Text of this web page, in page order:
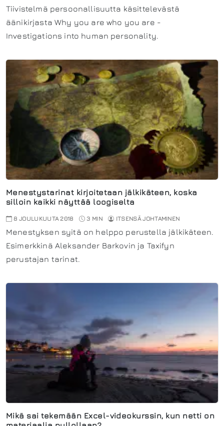
Tiivistelmä persoonallisuutta käsittelevästä
äänikirjasta Why you are who you are -
Investigations into human personality.
Menestystarinat kirjoitetaan jälkikäteen, koska
silloin kaikki näyttää loogiselta
8 JOULUKUUTA 2018 3 MIN ITSENSÄ JOHTAMINEN
Menestyksen syitä on helppo perustella jälkikäteen.
Esimerkkinä Aleksander Barkovin ja Taxifyn
perustajan tarinat.
Mikä sai tekemään Excel-videokurssin, kun netti on